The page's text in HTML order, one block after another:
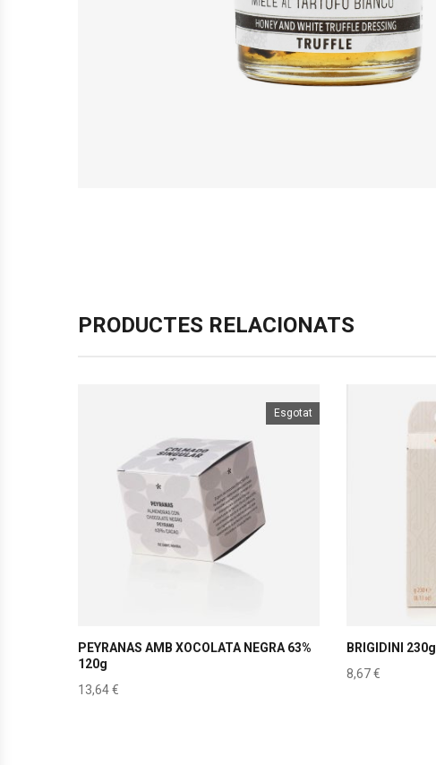
PRODUCTES RELACIONATS
Esgotat
PEYRANAS AMB XOCOLATA NEGRA 63%
120g
13,64€
BRIGIDINI 230g
8,67€